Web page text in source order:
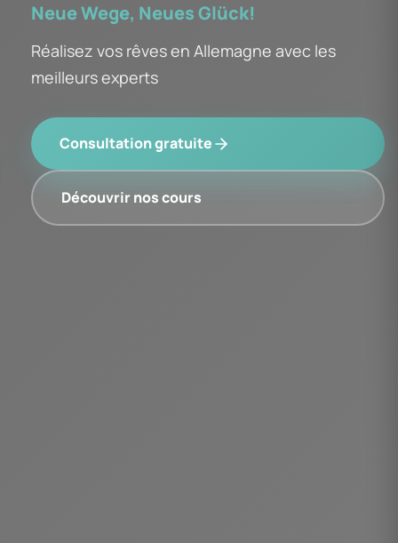
Neue Wege, Neues Glück!
Réalisez vos rêves en Allemagne avec les
meilleurs experts
Consultation gratuite
Découvrir nos cours